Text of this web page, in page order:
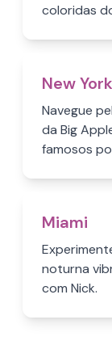
coloridas
New York
Navegue
da Big
famosos
Miami
noturna
com Nick.